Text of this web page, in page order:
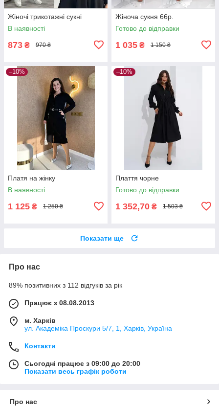
Жіночі трикотажні сукні
В наявності
873 ₴ 970 ₴
Жіноча сукня 66р.
Готово до відправки
1 035 ₴ 1 150 ₴
–10%
Платя на жінку
В наявності
1 125 ₴ 1 250 ₴
–10%
Плаття чорне
Готово до відправки
1 352,70 ₴ 1 503 ₴
Показати ще
Про нас
89% позитивних з 112 відгуків за рік
Працює з 08.08.2013
м. Харків
ул. Академіка Проскури 5/7, 1, Харків, Україна
Контакти
Сьогодні працює з 09:00 до 20:00
Показати весь графік роботи
Про нас